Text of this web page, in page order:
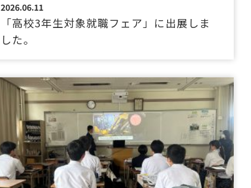
2026.06.11
「高校3年生対象就職フェア」に出展しま
した。